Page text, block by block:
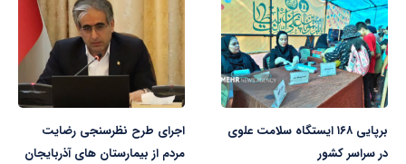
برپایی ۱۶۸ ایستگاه سلامت علوی
در سراسر کشور
اجرای طرح نظرسنجی رضایت
مردم از بیمارستان های آذربایجان